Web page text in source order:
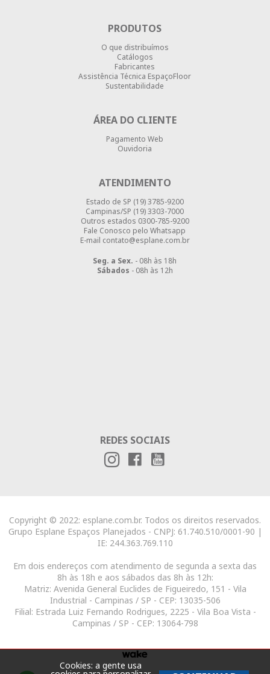
PRODUTOS
O que distribuímos
Catálogos
Fabricantes
Assistência Técnica EspaçoFloor
Sustentabilidade
ÁREA DO CLIENTE
Pagamento Web
Ouvidoria
ATENDIMENTO
Estado de SP (19) 3785-9200
Campinas/SP (19) 3303-7000
Outros estados 0300-785-9200
Fale Conosco pelo Whatsapp
E-mail contato@esplane.com.br
Seg. a Sex. - 08h às 18h
Sábados - 08h às 12h
REDES SOCIAIS
Copyright © 2022: esplane.com.br. Todos os direitos reservados.
Grupo Esplane Espaços Planejados - CNPJ: 61.740.510/0001-90 |
IE: 244.363.769.110
Em dois endereços com atendimento de segunda a sexta das
8h às 18h e aos sábados das 8h às 12h:
Matriz: Avenida General Euclides de Figueiredo, 151 - Vila
Industrial - Campinas / SP - CEP: 13035-506
Filial: Estrada Luiz Fernando Rodrigues, 2225 - Vila Boa Vista -
Campinas / SP - CEP: 13064-798
Cookies: a gente usa